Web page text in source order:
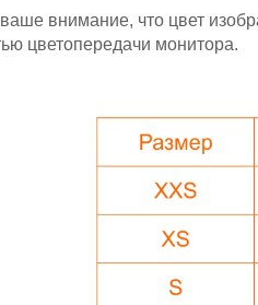
внимание, что цвет
цветопередачи монитора.